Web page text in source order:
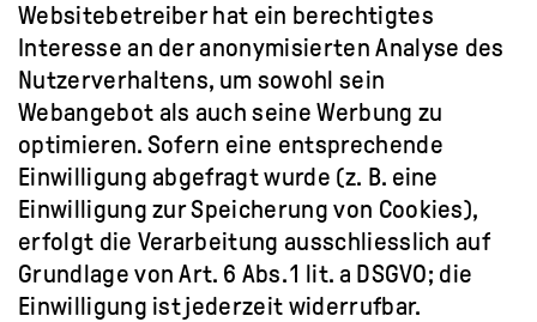
Websitebetreiber hat ein berechtigtes
Interesse an der anonymisierten Analyse des
Nutzerverhaltens, um sowohl sein
Webangebot als auch seine Werbung zu
optimieren. Sofern eine entsprechende
Einwilligung abgefragt wurde (z. B. eine
Einwilligung zur Speicherung von Cookies),
erfolgt die Verarbeitung ausschliesslich auf
Grundlage von Art. 6 Abs. 1 lit. a DSGVO; die
Einwilligung ist jederzeit widerrufbar.